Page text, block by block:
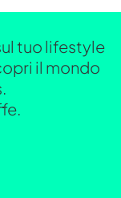
tuo lifestyle
il mondo